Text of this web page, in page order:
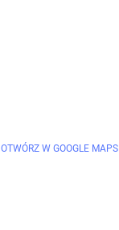
OTWÓRZ W GOOGLE MAPS